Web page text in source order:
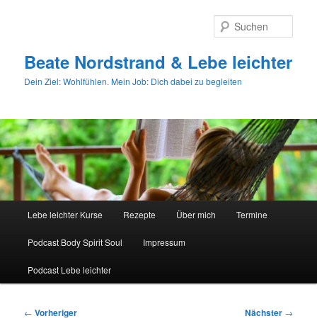
Beate Nordstrand & Lebe leichter
Dein Ziel: Wohlfühlen. Mein Job: Dich dabei zu begleiten
Lebe leichter Kurse Rezepte Über mich Termine
Podcast Body Spirit Soul Impressum
Podcast Lebe leichter
Beitragsnavigation
← Vorheriger Nächster →